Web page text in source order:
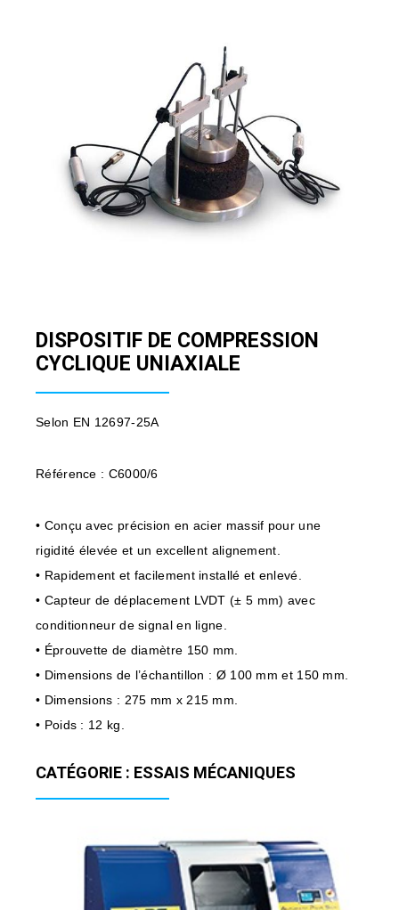
DISPOSITIF DE COMPRESSION
CYCLIQUE UNIAXIALE
Selon EN 12697-25A
Référence : C6000/6
• Conçu avec précision en acier massif pour une
rigidité élevée et un excellent alignement.
• Rapidement et facilement installé et enlevé.
• Capteur de déplacement LVDT (± 5 mm) avec
conditionneur de signal en ligne.
• Éprouvette de diamètre 150 mm.
• Dimensions de l’échantillon : Ø 100 mm et 150 mm.
• Dimensions : 275 mm x 215 mm.
• Poids : 12 kg.
CATÉGORIE : ESSAIS MÉCANIQUES